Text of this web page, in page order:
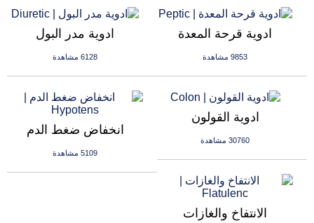
ادوية مدر البول
6128 مشاهدة
ادوية قرحة المعدة
9853 مشاهدة
انخفاض ضغط الدم
5109 مشاهدة
ادوية القولون
30760 مشاهدة
الانتفاخ والغازات